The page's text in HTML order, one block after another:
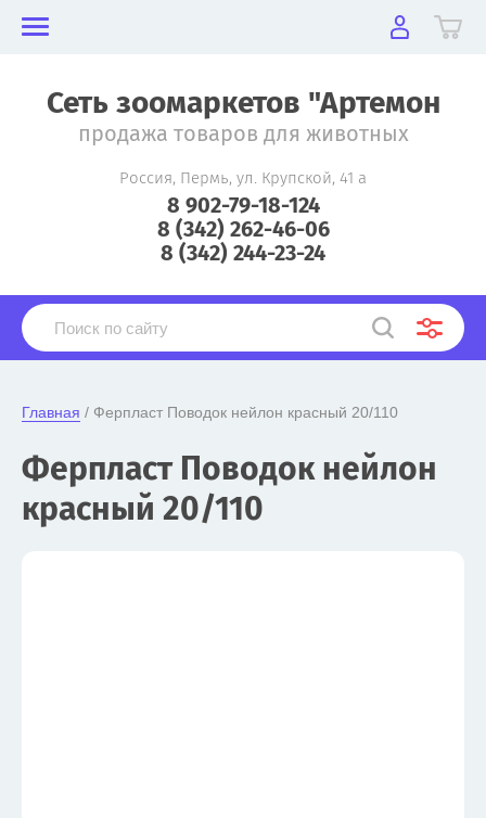
Сеть зоомаркетов "Артемон
продажа товаров для животных
Россия, Пермь, ул. Крупской, 41 а
8 902-79-18-124
8 (342) 262-46-06
8 (342) 244-23-24
Главная / Ферпласт Поводок нейлон красный 20/110
Ферпласт Поводок нейлон
красный 20/110